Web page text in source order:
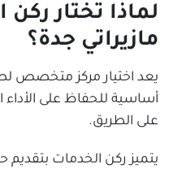
لماذا تختار
مازيراتي جدة؟
يعد اختيار مركز متخصص
أساسية للحفاظ على الأداء
على الطريق.
يتميز ركن الخدمات بتقديم